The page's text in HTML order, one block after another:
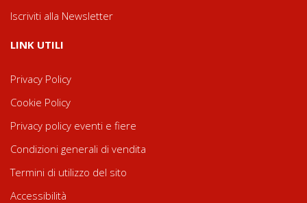
Iscriviti alla Newsletter
LINK UTILI
Privacy Policy
Cookie Policy
Privacy policy eventi e fiere
Condizioni generali di vendita
Termini di utilizzo del sito
Accessibilità